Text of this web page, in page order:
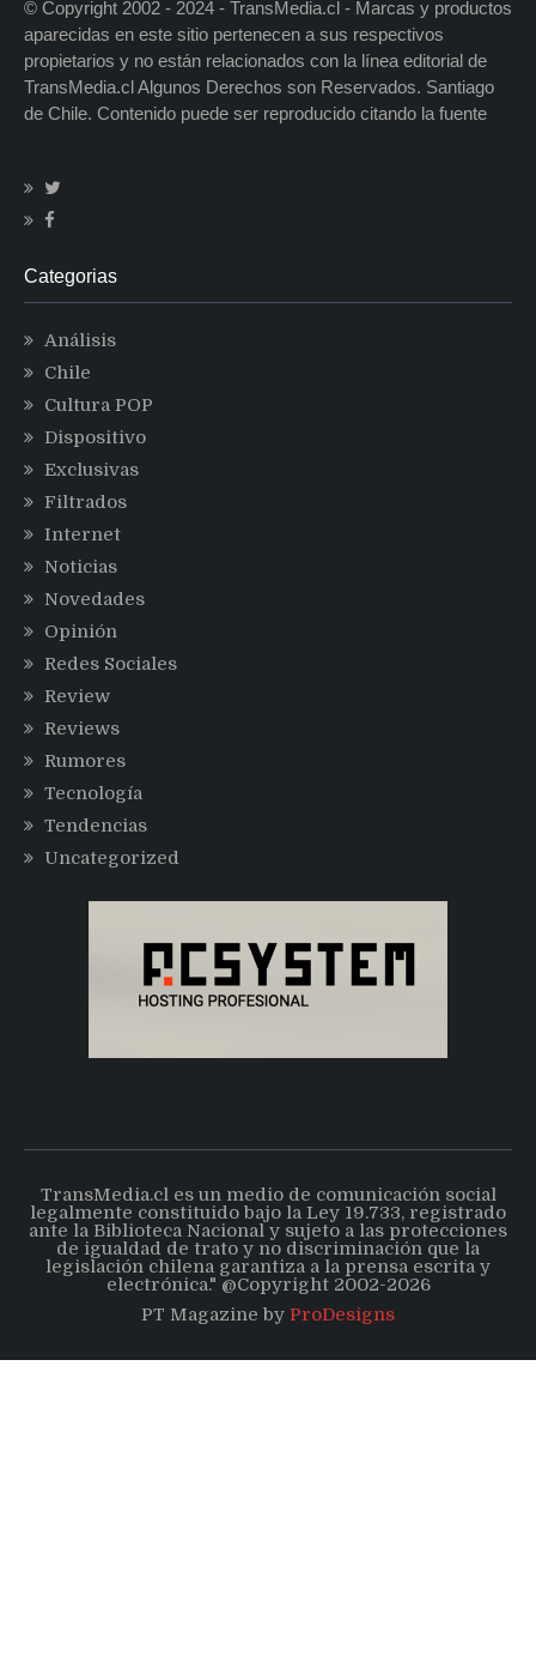
© Copyright 2002 - 2024 - TransMedia.cl - Marcas y productos
aparecidas en este sitio pertenecen a sus respectivos
propietarios y no están relacionados con la línea editorial de
TransMedia.cl Algunos Derechos son Reservados. Santiago
de Chile. Contenido puede ser reproducido citando la fuente
Categorias
Análisis
Chile
Cultura POP
Dispositivo
Exclusivas
Filtrados
Internet
Noticias
Novedades
Opinión
Redes Sociales
Review
Reviews
Rumores
Tecnología
Tendencias
Uncategorized
TransMedia.cl es un medio de comunicación social
legalmente constituido bajo la Ley 19.733, registrado
ante la Biblioteca Nacional y sujeto a las protecciones
de igualdad de trato y no discriminación que la
legislación chilena garantiza a la prensa escrita y
electrónica." @Copyright 2002-2026
PT Magazine by ProDesigns